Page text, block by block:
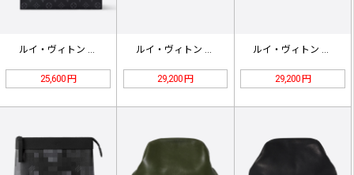
ルイ・ヴィトン ポシェット・ヴォワヤ…
25,600 円
ルイ・ヴィトン ドップキット M15…
29,200 円
ルイ・ヴィトン ドップキット M26…
29,200 円